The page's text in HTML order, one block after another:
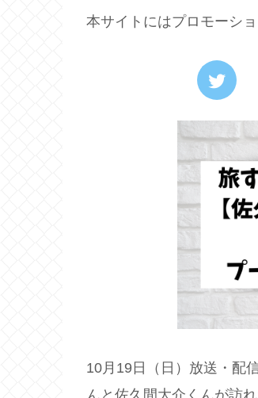
本サイトにはプロモーシ
10月19日（日）放送・配
んと佐久間大介くんが訪